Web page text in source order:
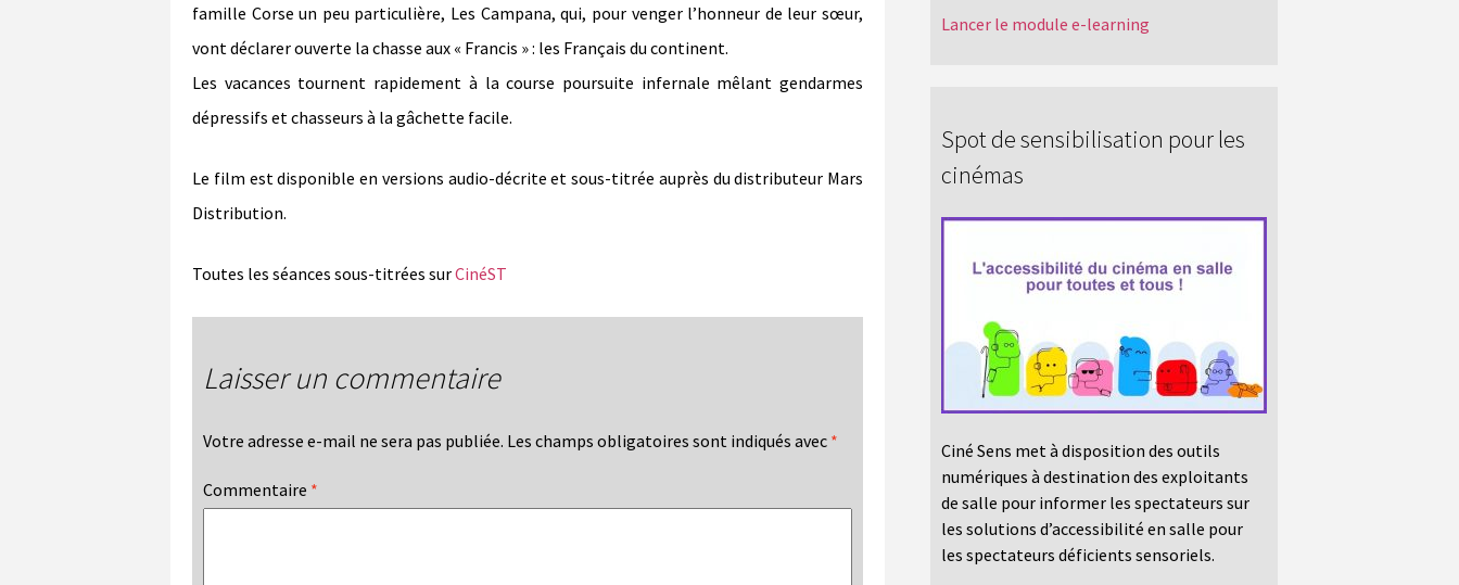
famille Corse un peu particulière, Les Campana, qui, pour venger l’honneur de leur sœur,
vont déclarer ouverte la chasse aux « Francis » : les Français du continent.
Les vacances tournent rapidement à la course poursuite infernale mêlant gendarmes
dépressifs et chasseurs à la gâchette facile.
Le film est disponible en versions audio-décrite et sous-titrée auprès du distributeur Mars
Distribution.
Toutes les séances sous-titrées surCinéST
Laisser un commentaire
Votre adresse e-mail ne sera pas publiée. Les champs obligatoires sont indiqués avec *
Commentaire *
Lancer le module e-learning
Spot de sensibilisation pour les
cinémas
Ciné Sens met à disposition des outils
numériques à destination des exploitants
de salle pour informer les spectateurs sur
les solutions d’accessibilité en salle pour
les spectateurs déficients sensoriels.